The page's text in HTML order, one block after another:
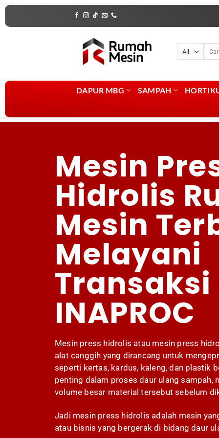
DAPUR MBG SAMPAH
Mesin
Hidrolis
Mesin
Melayani
Transaksi
INAPROC
Mesin press hidrolis atau mesin press
alat canggih yang dirancang untuk
seperti kertas, kardus, kaleng, dan plastik
penting dalam proses daur ulang sampah,
volume besar material tersebut sebelum
Jadi mesin press hidrolis adalah mesin
atau bisnis yang bergerak di bidang daur